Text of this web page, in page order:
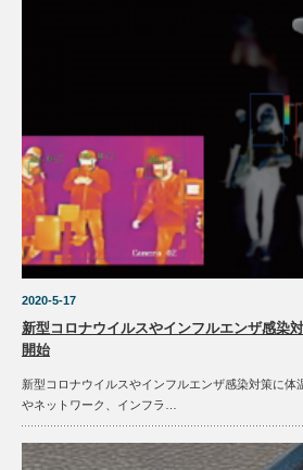
2020-5-17
新型コロナウイルスやインフルエンザ感染
開始
新型コロナウイルスやインフルエンザ感染対策に体
やネットワーク、インフラ…